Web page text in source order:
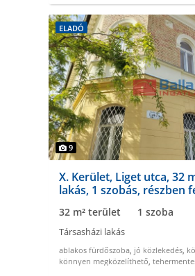
ELADÓ
9
X. Kerület, Liget utca, 32
lakás, 1 szobás, részben
32 m² terület 1 szoba
Társasházi lakás
ablakos fürdőszoba, jó közlekedés,
könnyen megközelíthető,